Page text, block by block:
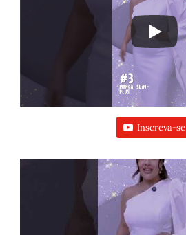
Inscreva-se